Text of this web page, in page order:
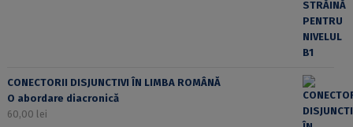
CONECTORII DISJUNCTIVI ÎN LIMBA ROMÂNĂ
O abordare diacronică
60,00 lei